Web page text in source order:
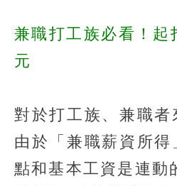
兼職打工族必看！起
元
對於打工族、兼職者
由於「兼職薪資所得
點和基本工資是連動